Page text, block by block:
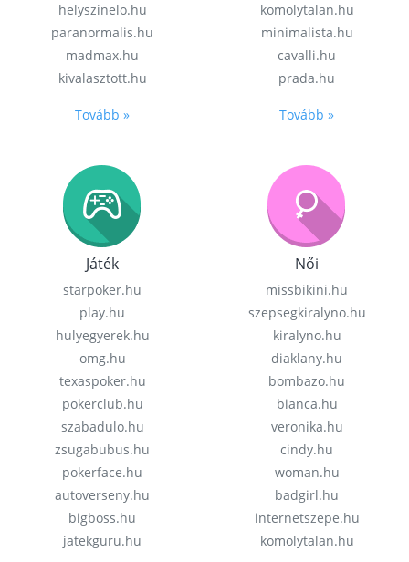
helyszinelo.hu
paranormalis.hu
madmax.hu
kivalasztott.hu
Tovább »
komolytalan.hu
minimalista.hu
cavalli.hu
prada.hu
Tovább »
Játék
starpoker.hu
play.hu
hulyegyerek.hu
omg.hu
texaspoker.hu
pokerclub.hu
szabadulo.hu
zsugabubus.hu
pokerface.hu
autoverseny.hu
bigboss.hu
jatekguru.hu
Női
missbikini.hu
szepsegkiralyno.hu
kiralyno.hu
diaklany.hu
bombazo.hu
bianca.hu
veronika.hu
cindy.hu
woman.hu
badgirl.hu
internetszepe.hu
komolytalan.hu